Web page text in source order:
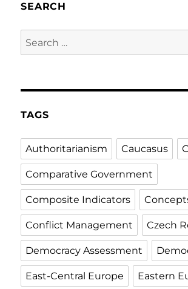
SEARCH
Search
for:
TAGS
Authoritarianism Caucasus
Comparative Government
Composite Indicators
Conflict Management Czech
Democracy Assessment
East-Central Europe Eastern